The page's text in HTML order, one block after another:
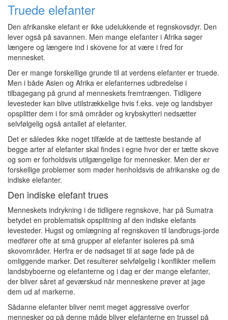
Truede elefanter
Den afrikanske elefant er ikke udelukkende et regnskovsdyr. Den
lever også på savannen. Men mange elefanter i Afrika søger
længere og længere ind i skovene for at være i fred for
mennesket.
Der er mange forskellige grunde til at verdens elefanter er truede.
Men i både Asien og Afrika er elefanternes udbredelse i
tilbagegang på grund af menneskets fremtrængen. Tidligere
levesteder kan blive utilstrækkelige hvis f.eks. veje og landsbyer
opsplitter dem i for små områder og krybskytteri nedsætter
selvfølgelig også antallet af elefanter.
Det er således ikke noget tilfælde at de tætteste bestande af
begge arter af elefanter skal findes i egne hvor der er tætte skove
og som er forholdsvis utilgængelige for mennesker. Men der er
forskellige problemer som møder henholdsvis de afrikanske og de
indiske elefanter.
Den indiske elefant trues
Menneskets indrykning i de tidligere regnskove, har på Sumatra
betydet en problematisk opsplitning af den indiske elefants
levesteder. Hugst og omlægning af regnskoven til landbrugs-jorde
medfører ofte at små grupper af elefanter isoleres på små
skovområder. Herfra er de nødsaget til at søge føde på de
omliggende marker. Det resulterer selvfølgelig i konflikter mellem
landsbyboerne og elefanterne og i dag er der mange elefanter,
der bliver såret af geværskud når menneskene prøver at jage
dem ud af markerne.
Sådanne elefanter bliver nemt meget aggressive overfor
mennesker og på denne måde bliver elefanterne en trussel på